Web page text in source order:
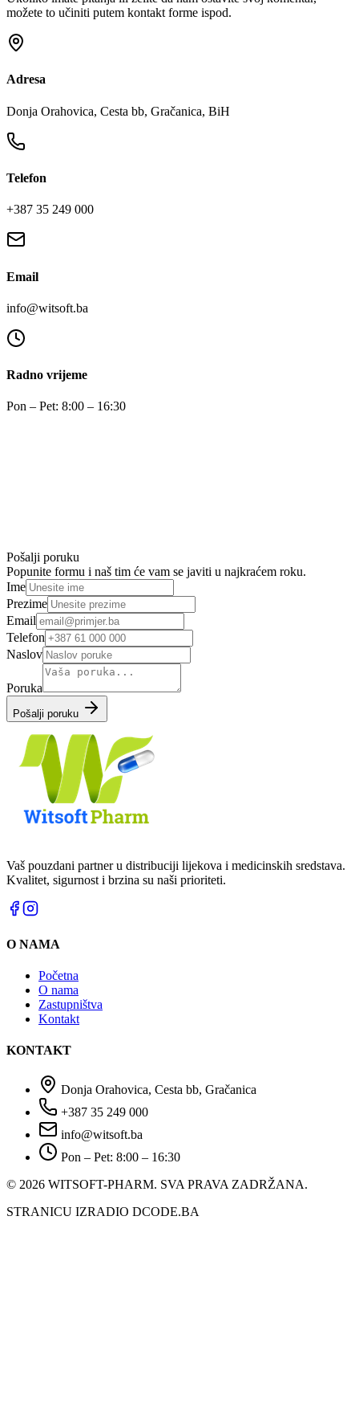
možete to učiniti putem kontakt forme ispod.
Adresa
Donja Orahovica, Cesta bb, Gračanica, BiH
Telefon
+387 35 249 000
Email
info@witsoft.ba
Radno vrijeme
Pon – Pet: 8:00 – 16:30
Pošalji poruku
Popunite formu i naš tim će vam se javiti u najkraćem roku.
Ime
Prezime
Email
Telefon
Naslov
Poruka
Pošalji poruku
Vaš pouzdani partner u distribuciji lijekova i medicinskih sredstava.
Kvalitet, sigurnost i brzina su naši prioriteti.
O NAMA
Početna
O nama
Zastupništva
Kontakt
KONTAKT
Donja Orahovica, Cesta bb, Gračanica
+387 35 249 000
info@witsoft.ba
Pon – Pet: 8:00 – 16:30
© 2026 WITSOFT-PHARM. SVA PRAVA ZADRŽANA.
STRANICU IZRADIO DCODE.BA